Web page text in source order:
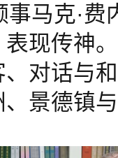
马克·
现传神
对话与
景德镇